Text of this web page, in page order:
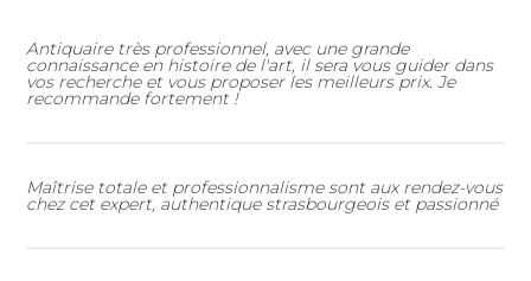
Antiquaire très professionnel, avec une grande
connaissance en histoire de l'art, il sera vous guider dans
vos recherche et vous proposer les meilleurs prix. Je
recommande fortement !
Maîtrise totale et professionnalisme sont aux rendez-vous
chez cet expert, authentique strasbourgeois et passionné